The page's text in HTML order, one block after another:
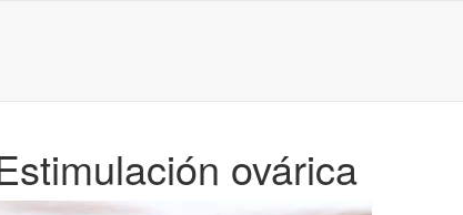
ovárica